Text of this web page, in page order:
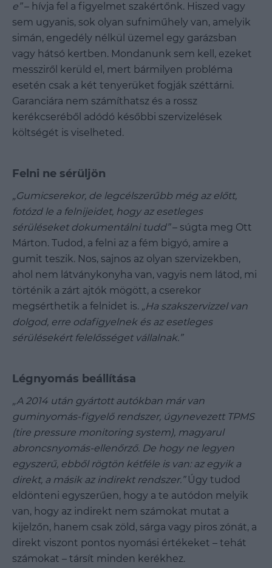
e”– hívja fel a figyelmet szakértőnk. Hiszed vagy
sem ugyanis, sok olyan sufniműhely van, amelyik
simán, engedély nélkül üzemel egy garázsban
vagy hátsó kertben. Mondanunk sem kell, ezeket
messziről kerüld el, mert bármilyen probléma
esetén csak a két tenyerüket fogják széttárni.
Garanciára nem számíthatsz és a rossz
kerékcseréből adódó későbbi szervizelések
költségét is viselheted.
Felni ne sérüljön
„Gumicserekor, de legcélszerűbb még az előtt,
fotózd le a felnijeidet, hogy az esetleges
sérüléseket dokumentálni tudd”– súgta meg Ott
Márton. Tudod, a felni az a fém bigyó, amire a
gumit teszik. Nos, sajnos az olyan szervizekben,
ahol nem látványkonyha van, vagyis nem látod, mi
történik a zárt ajtók mögött, a cserekor
megsérthetik a felnidet is. „Ha szakszervizzel van
dolgod, erre odafigyelnek és az esetleges
sérülésekért felelősséget vállalnak.”
Légnyomás beállítása
„A 2014 után gyártott autókban már van
guminyomás-figyelő rendszer, úgynevezett TPMS
(tire pressure monitoring system), magyarul
abroncsnyomás-ellenőrző. De hogy ne legyen
egyszerű, ebből rögtön kétféle is van: az egyik a
direkt, a másik az indirekt rendszer.”Úgy tudod
eldönteni egyszerűen, hogy a te autódon melyik
van, hogy az indirekt nem számokat mutat a
kijelzőn, hanem csak zöld, sárga vagy piros zónát, a
direkt viszont pontos nyomási értékeket – tehát
számokat – társít minden kerékhez.